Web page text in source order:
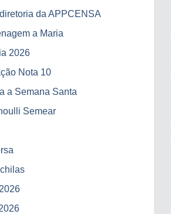
da APPCENSA
a Maria
2026
Nota 10
a Semana Santa
Semear